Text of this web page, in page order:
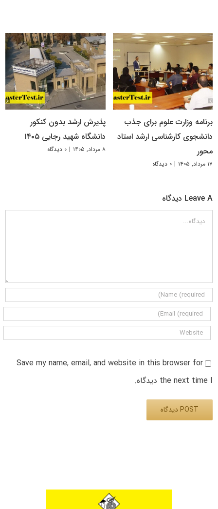
برنامه وزارت علوم برای جذب
دانشجوی کارشناسی ارشد استاد
محور
۱۷ مرداد, ۱۴۰۵ | ۰ دیدگاه
پذیرش ارشد بدون کنکور
دانشگاه شهید رجایی ۱۴۰۵
۸ مرداد, ۱۴۰۵ | ۰ دیدگاه
Leave A دیدگاه
دیدگاه
Save my name, email, and website in this browser for
the next time I دیدگاه.